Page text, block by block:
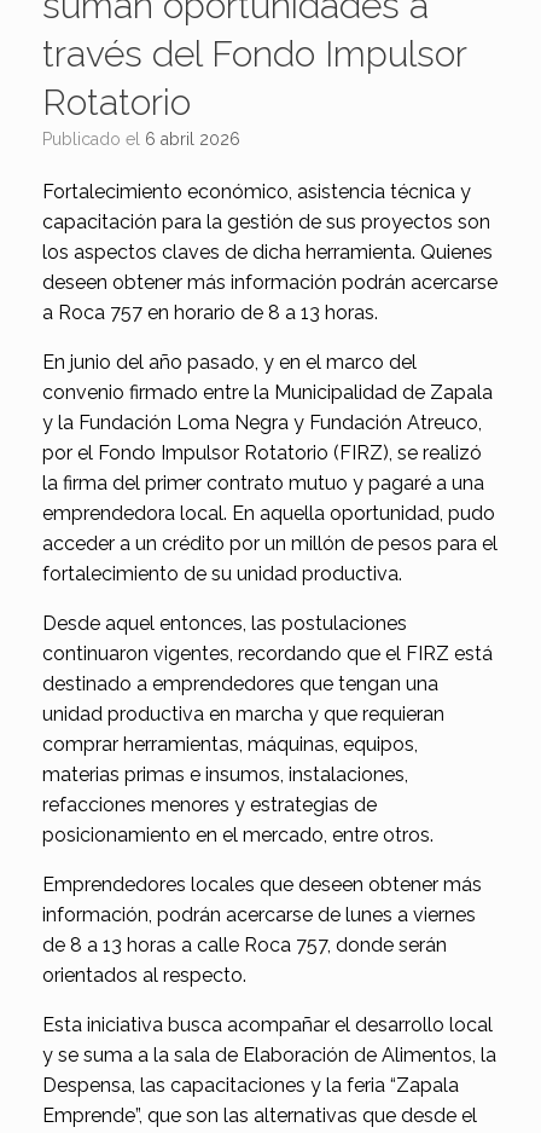
través del Fondo Impulsor
Rotatorio
Publicado el 6 abril 2026
Fortalecimiento económico, asistencia técnica y
capacitación para la gestión de sus proyectos son
los aspectos claves de dicha herramienta. Quienes
deseen obtener más información podrán acercarse
a Roca 757 en horario de 8 a 13 horas.
En junio del año pasado, y en el marco del
convenio firmado entre la Municipalidad de Zapala
y la Fundación Loma Negra y Fundación Atreuco,
por el Fondo Impulsor Rotatorio (FIRZ), se realizó
la firma del primer contrato mutuo y pagaré a una
emprendedora local. En aquella oportunidad, pudo
acceder a un crédito por un millón de pesos para el
fortalecimiento de su unidad productiva.
Desde aquel entonces, las postulaciones
continuaron vigentes, recordando que el FIRZ está
destinado a emprendedores que tengan una
unidad productiva en marcha y que requieran
comprar herramientas, máquinas, equipos,
materias primas e insumos, instalaciones,
refacciones menores y estrategias de
posicionamiento en el mercado, entre otros.
Emprendedores locales que deseen obtener más
información, podrán acercarse de lunes a viernes
de 8 a 13 horas a calle Roca 757, donde serán
orientados al respecto.
Esta iniciativa busca acompañar el desarrollo local
y se suma a la sala de Elaboración de Alimentos, la
Despensa, las capacitaciones y la feria “Zapala
Emprende”, que son las alternativas que desde el